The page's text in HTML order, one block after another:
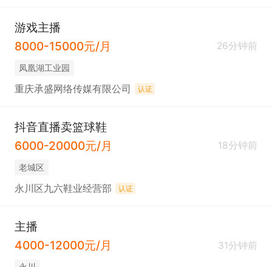
游戏主播
8000-15000元/月
26分钟前
凤凰湖工业园
重庆承盛网络传媒有限公司 认证
抖音直播卖篮球鞋
6000-20000元/月
18分钟前
老城区
永川区九六鞋业经营部 认证
主播
4000-12000元/月
31分钟前